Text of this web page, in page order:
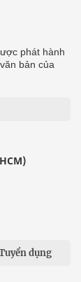
phát hành
bản của
dụng